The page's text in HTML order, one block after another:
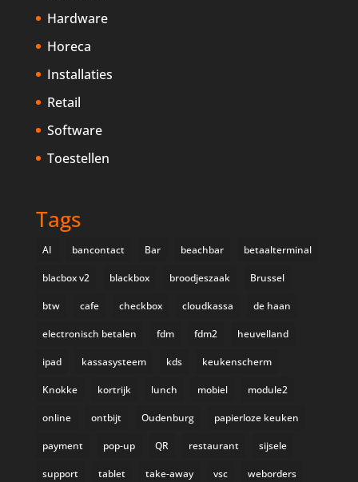
Hardware
Horeca
Installaties
Retail
Software
Toestellen
Tags
AI bancontact Bar beachbar betaalterminal
blacbox v2 blackbox broodjeszaak Brussel
btw cafe checkbox cloudkassa de haan
electronisch betalen fdm fdm2 heuvelland
ipad kassasysteem kds keukenscherm
Knokke kortrijk lunch mobiel module2
online ontbijt Oudenburg papierloze keuken
payment pop-up QR restaurant sijsele
support tablet take-away vsc weborders